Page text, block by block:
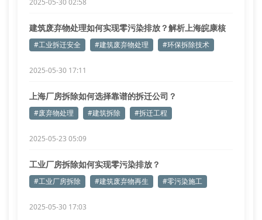
2025-05-30 02:58
建筑废弃物处理如何实现零污染排放？解析上海皖康核
心技术
#工业拆迁安全 #建筑废弃物处理 #环保拆除技术
2025-05-30 17:11
上海厂房拆除如何选择靠谱的拆迁公司？
#废弃物处理 #建筑拆除 #拆迁工程
2025-05-23 05:09
工业厂房拆除如何实现零污染排放？
#工业厂房拆除 #建筑废弃物再生 #零污染施工
2025-05-30 17:03